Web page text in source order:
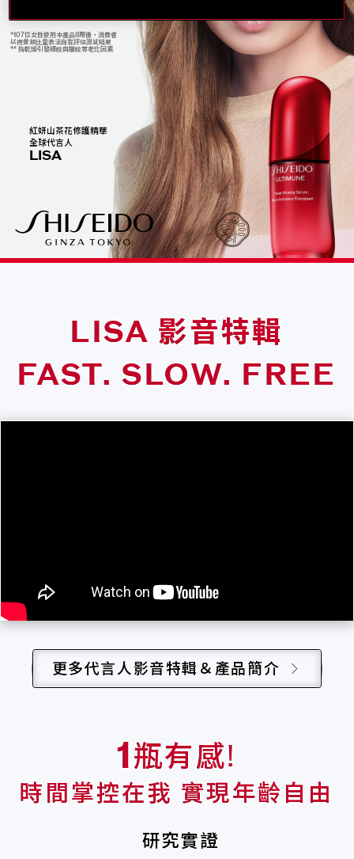
紅妍山茶花修護精華
全球代言人
LISA
*107位女性使用本產品8周後，消費者
以視覺類比量表法自我評估測試結果
** 指乾燥引發細紋與皺紋等老化因素
LISA 影音特輯
FAST. SLOW. FREE
更多代言人影音特輯＆產品簡介
1瓶有感!
時間掌控在我 實現年齡自由
研究實證